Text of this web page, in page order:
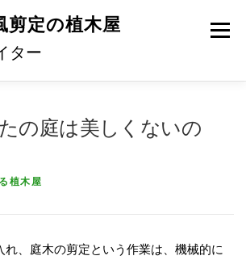
剪定の植木屋
ター
メニュ
の庭は美しくないの
植木屋
れ、庭木の剪定という作業は、機械的に